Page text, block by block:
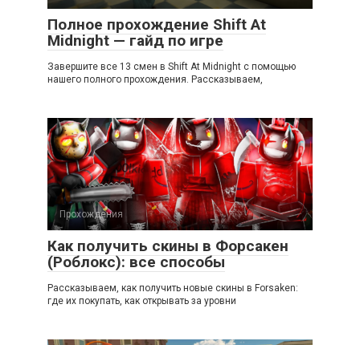
Полное прохождение Shift At
Midnight — гайд по игре
Завершите все 13 смен в Shift At Midnight с помощью
нашего полного прохождения. Рассказываем,
Прохождения
Как получить скины в Форсакен
(Роблокс): все способы
Рассказываем, как получить новые скины в Forsaken:
где их покупать, как открывать за уровни